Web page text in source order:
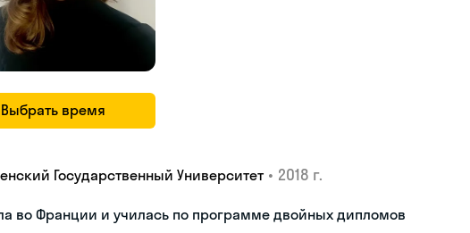
Выбрать время
Государственный Университет • 2018 г.
во Франции и училась по программе двойных дипломов